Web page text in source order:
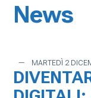
News
MARTEDÌ 2